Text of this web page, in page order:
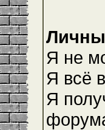
Я не
Я всё
Я